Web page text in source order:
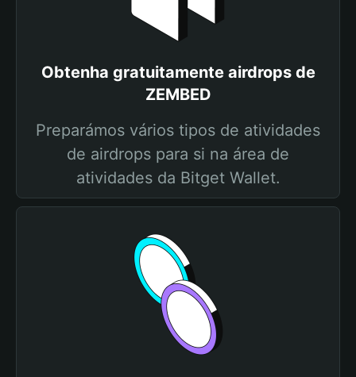
Obtenha gratuitamente airdrops de
ZEMBED
Preparámos vários tipos de atividades
de airdrops para si na área de
atividades da Bitget Wallet.